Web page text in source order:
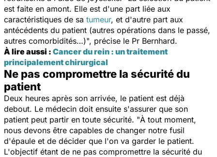
est faite en amont. Elle est d'une part liée aux
caractéristiques de sa tumeur, et d'autre part aux
antécédents du patient (autres opérations dans le passé,
autres comorbidités…)", précise le Pr Bernhard.
À lire aussi : Cancer du rein : un traitement
principalement chirurgical
Ne pas compromettre la sécurité du
patient
Deux heures après son arrivée, le patient est déjà
debout. Le médecin doit ensuite s'assurer que son
patient peut partir en toute sécurité. "À tout moment,
nous devons être capables de changer notre fusil
d'épaule et de décider que l'on va garder le patient.
L'objectif étant de ne pas compromettre la sécurité du